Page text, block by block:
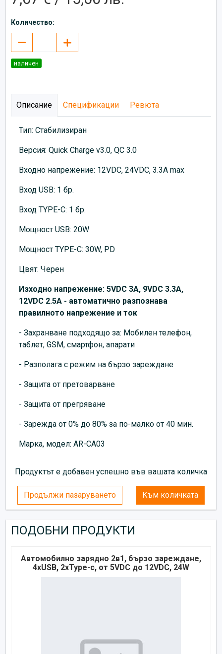
Количество:
наличен
Описание Спецификации Ревюта
Тип: Стабилизиран
Версия: Quick Charge v3.0, QC 3.0
Вxодно напрежение: 12VDC, 24VDC, 3.3A max
Вход USB: 1 бр.
Вход TYPE-C: 1 бр.
Мощност USB: 20W
Мощност TYPE-C: 30W, PD
Цвят: Черен
Изxодно напрежение: 5VDC 3A, 9VDC 3.3A,
12VDC 2.5A - автоматично разпознава
правилното напрежение и ток
- Захранване подходящо за: Мобилен телефон,
таблет, GSM, смартфон, апарати
- Разполага с режим на бързо зареждане
- Защита от претоварване
- Защита от прегряване
- Зарежда от 0% до 80% за по-малко от 40 мин.
Марка, модел: AR-CA03
Продуктът е добавен успешно във вашата количка
Продължи пазаруването Към количката
ПОДОБНИ ПРОДУКТИ
Автомобилно зарядно 2в1, бързо зареждане,
4xUSB, 2xType-c, от 5VDC до 12VDC, 24W